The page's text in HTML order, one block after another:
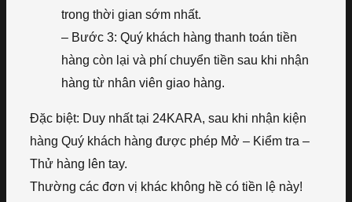
trong thời gian sớm nhất.
– Bước 3: Quý khách hàng thanh toán tiền
hàng còn lại và phí chuyển tiền sau khi nhận
hàng từ nhân viên giao hàng.
Đặc biệt: Duy nhất tại 24KARA, sau khi nhận kiện
hàng Quý khách hàng được phép Mở – Kiểm tra –
Thử hàng lên tay.
Thường các đơn vị khác không hề có tiền lệ này!